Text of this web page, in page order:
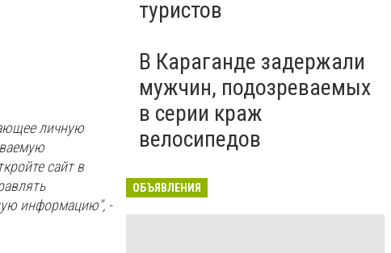
личную
сайт в
информацию", -
туристов
В Караганде задержали
мужчин, подозреваемых
в серии краж
велосипедов
ОБЪЯВЛЕНИЯ